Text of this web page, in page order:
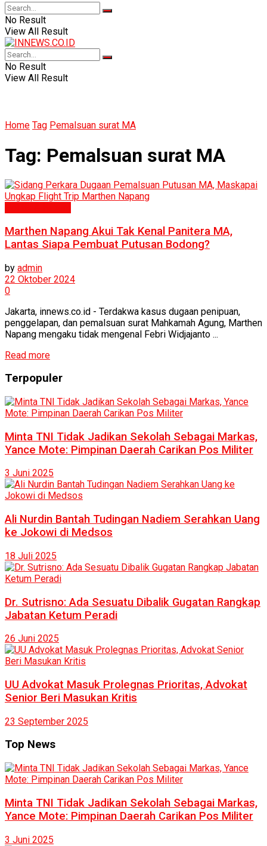
No Result
View All Result
No Result
View All Result
Home Tag Pemalsuan surat MA
Tag: Pemalsuan surat MA
Marthen Napang Akui Tak Kenal Panitera MA,
Lantas Siapa Pembuat Putusan Bodong?
by admin
22 Oktober 2024
0
Jakarta, innews.co.id - Terdakwa kasus dugaan penipuan,
penggelapan, dan pemalsuan surat Mahkamah Agung, Marthen
Napang mengaku tidak mengenal Febri Widjajanto ...
Read more
Terpopuler
Minta TNI Tidak Jadikan Sekolah Sebagai Markas,
Yance Mote: Pimpinan Daerah Carikan Pos Militer
3 Juni 2025
Ali Nurdin Bantah Tudingan Nadiem Serahkan Uang
ke Jokowi di Medsos
18 Juli 2025
Dr. Sutrisno: Ada Sesuatu Dibalik Gugatan Rangkap
Jabatan Ketum Peradi
26 Juni 2025
UU Advokat Masuk Prolegnas Prioritas, Advokat
Senior Beri Masukan Kritis
23 September 2025
Top News
Minta TNI Tidak Jadikan Sekolah Sebagai Markas,
Yance Mote: Pimpinan Daerah Carikan Pos Militer
3 Juni 2025